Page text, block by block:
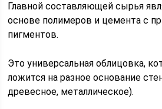
Главной составляющей сырья
основе полимеров и цемента с
пигментов.
Это универсальная облицовка,
ложится на разное основание
древесное, металлическое).